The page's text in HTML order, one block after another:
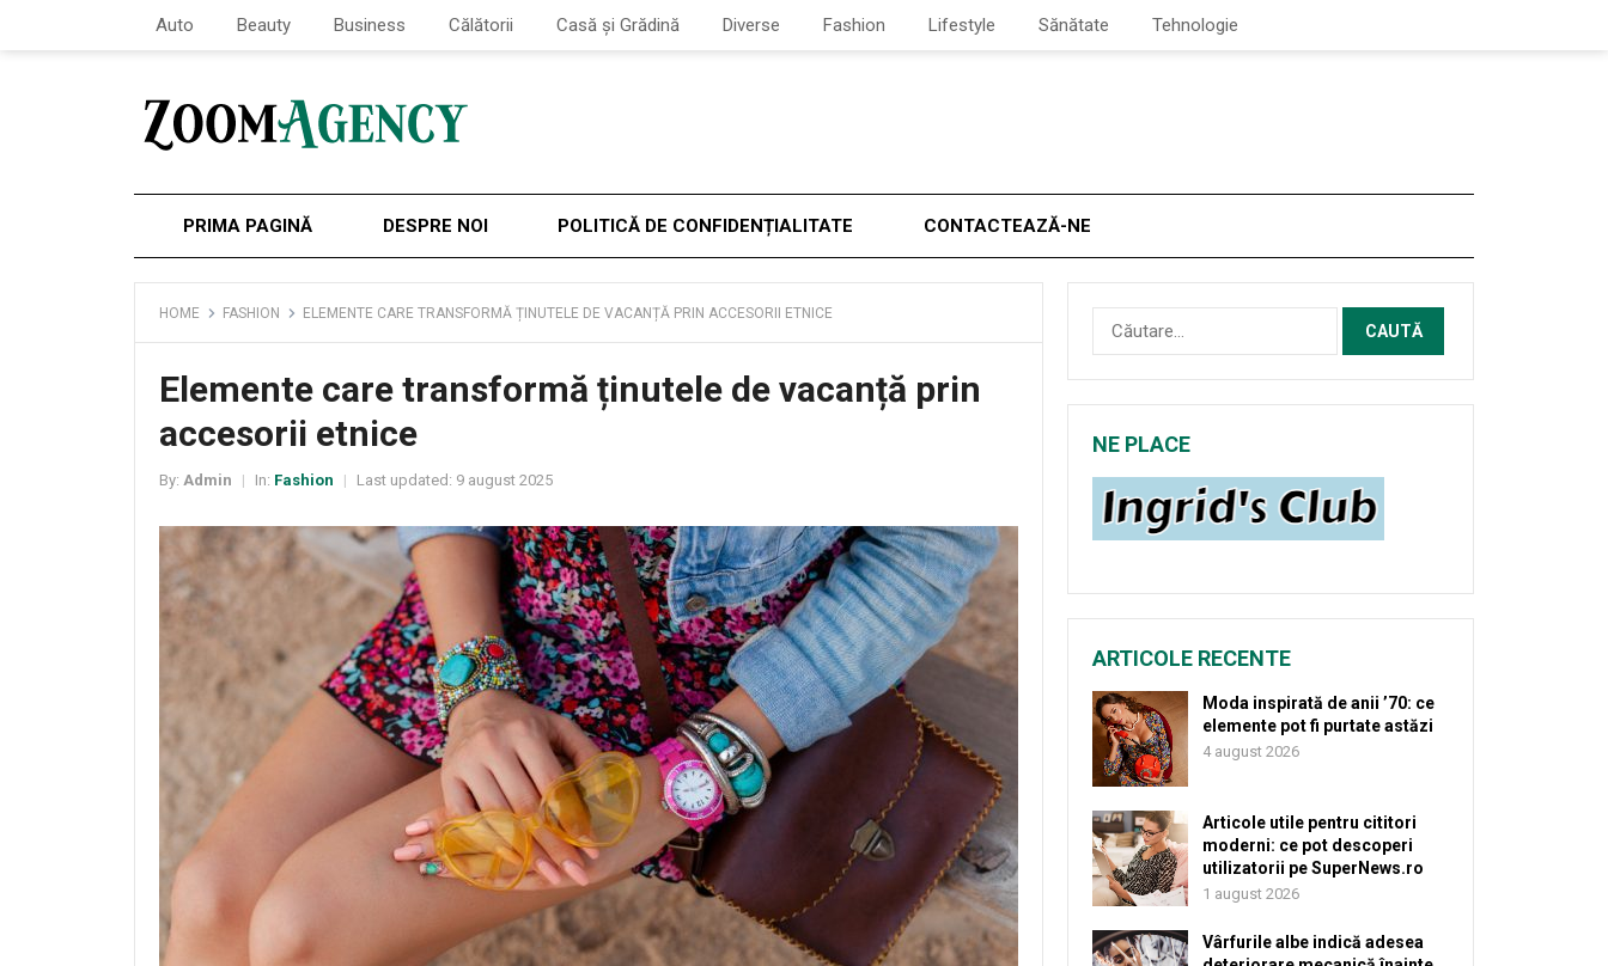
Auto Beauty Business Călătorii Casă și Grădină Diverse Fashion Lifestyle Sănătate Tehnologie
PRIMA PAGINĂ DESPRE NOI POLITICĂ DE CONFIDENȚIALITATE CONTACTEAZĂ-NE
HOME FASHION ELEMENTE CARE TRANSFORMĂ ȚINUTELE DE VACANȚĂ PRIN ACCESORII ETNICE
Elemente care transformă ținutele de vacanță prin
accesorii etnice
By: Admin In: Fashion Last updated: 9 august 2025
Caută
după:
NE PLACE
ARTICOLE RECENTE
Moda inspirată de anii ’70: ce
elemente pot fi purtate astăzi
4 august 2026
Articole utile pentru cititori
moderni: ce pot descoperi
utilizatorii pe SuperNews.ro
1 august 2026
Vârfurile albe indică adesea